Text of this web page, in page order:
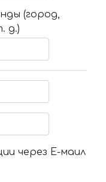
(город,
д.)
через Е-маил